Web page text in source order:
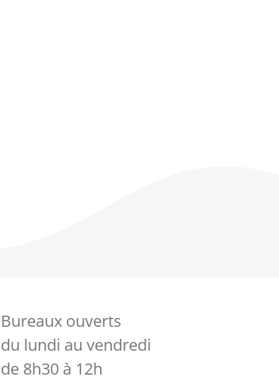
Bureaux ouverts
du lundi au vendredi
de 8h30 à 12h